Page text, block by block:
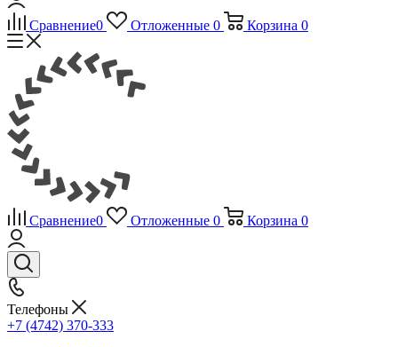
Сравнение0 Отложенные 0 Корзина 0
Сравнение0 Отложенные 0 Корзина 0
Телефоны
+7 (4742) 370-333